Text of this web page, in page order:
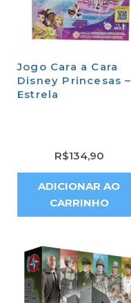
Jogo Cara a Cara
Disney Princesas –
Estrela
R$134,90
ADICIONAR AO
CARRINHO